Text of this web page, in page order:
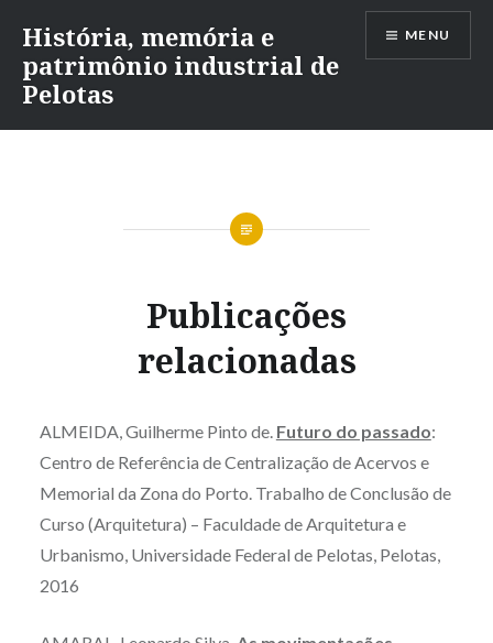
para
conteúdo
História, memória e
patrimônio industrial de
Pelotas
MENU
Publicações
relacionadas
ALMEIDA, Guilherme Pinto de. Futuro do passado:
Centro de Referência de Centralização de Acervos e
Memorial da Zona do Porto. Trabalho de Conclusão de
Curso (Arquitetura) – Faculdade de Arquitetura e
Urbanismo, Universidade Federal de Pelotas, Pelotas,
2016